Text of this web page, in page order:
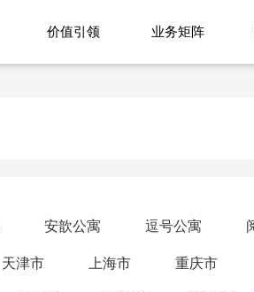
价值引领 业务矩阵
安歆公寓 逗号公寓
天津市 上海市 重庆市